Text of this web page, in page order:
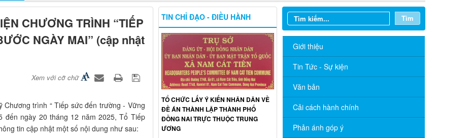
CHƯƠNG TRÌNH “TIẾP
NGÀY MAI” (cập nhật
Xem với cỡ chữ
trình “ Tiếp sức đến trường - Vững
đến ngày 20 tháng 12 năm 2025, Tổ Tiếp
tin cập nhật một số nội dung như sau:
Tìm
Giới thiệu
Tin Tức - Sự kiện
Văn bản
Cải cách hành chính
Phản ánh góp ý
THÔNG BÁO TRIỂN KHAI KHÁM SỨC
ĐỘNG NĂM 2026
TIN CHỈ ĐẠO - ĐIỀU HÀNH
TỔ CHỨC LẤY Ý KIẾN NHÂN DÂN VỀ
ĐỀ ÁN THÀNH LẬP THÀNH PHỐ
ĐỒNG NAI TRỰC THUỘC TRUNG
ƯƠNG